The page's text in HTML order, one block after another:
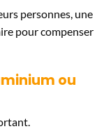
personnes, une
pour compenser
ou